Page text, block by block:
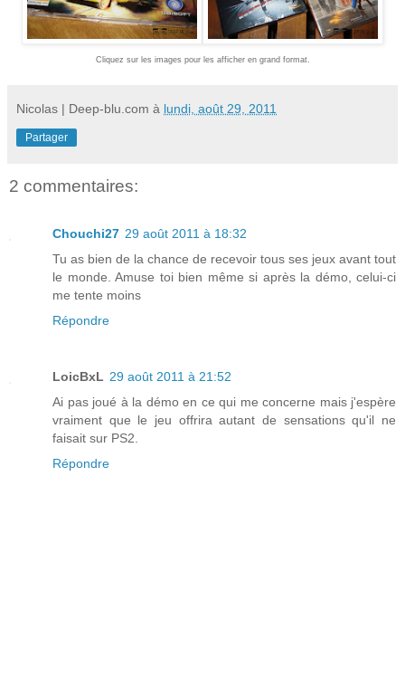
Cliquez sur les images pour les afficher en grand format.
Nicolas | Deep-blu.com à lundi, août 29, 2011
Partager
2 commentaires:
Chouchi27 29 août 2011 à 18:32
Tu as bien de la chance de recevoir tous ses jeux avant tout
le monde. Amuse toi bien même si après la démo, celui-ci
me tente moins
Répondre
LoicBxL 29 août 2011 à 21:52
Ai pas joué à la démo en ce qui me concerne mais j'espère
vraiment que le jeu offrira autant de sensations qu'il ne
faisait sur PS2.
Répondre